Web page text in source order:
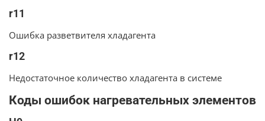
r11
Ошибка разветвителя хладагента
r12
Недостаточное количество хладагента в системе
Коды ошибок нагревательных элементов